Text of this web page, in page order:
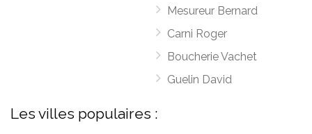
Mesureur Bernard
Carni Roger
Boucherie Vachet
Guelin David
Les villes populaires :